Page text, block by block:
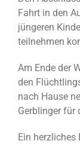
Fahrt in den
jüngeren
teilnehmen
Am Ende der
den
nach Hause
Gerblinger für
Ein